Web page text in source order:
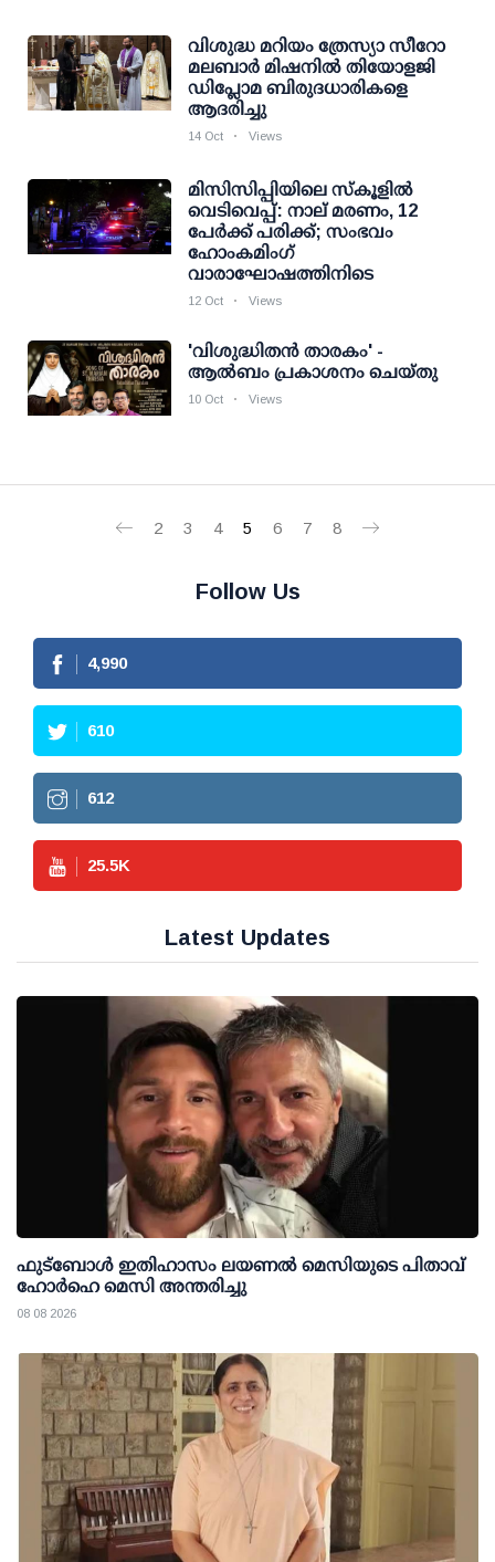
വിശുദ്ധ മറിയം ത്രേസ്യാ സീറോ
മലബാര്‍ മിഷനില്‍ തിയോളജി
ഡിപ്ലോമ ബിരുദധാരികളെ
ആദരിച്ചു
14 Oct Views
മിസിസിപ്പിയിലെ സ്‌കൂളില്‍
വെടിവെപ്പ്: നാല് മരണം, 12
പേര്‍ക്ക് പരിക്ക്; സംഭവം
ഹോംകമിംഗ്
വാരാഘോഷത്തിനിടെ
12 Oct Views
'വിശുദ്ധിതന്‍ താരകം' -
ആല്‍ബം പ്രകാശനം ചെയ്തു
10 Oct Views
2 3 4 5 6 7 8
Follow Us
4,990
610
612
25.5K
Latest Updates
ഫുട്ബോൾ ഇതിഹാസം ലയണൽ മെസിയുടെ പിതാവ്
ഹോർഹെ മെസി അന്തരിച്ചു
08 08 2026